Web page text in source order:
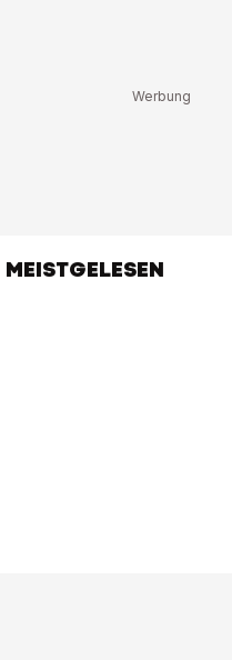
MEISTGELESEN